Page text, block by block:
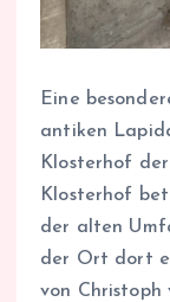
Eine
antiken
Klosterhof
Klosterhof
der alten
der Ort dort
von Christoph